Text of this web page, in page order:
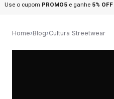
Use o cupom PROMO5 e ganhe 5% OFF
Home›Blog›Cultura Streetwear